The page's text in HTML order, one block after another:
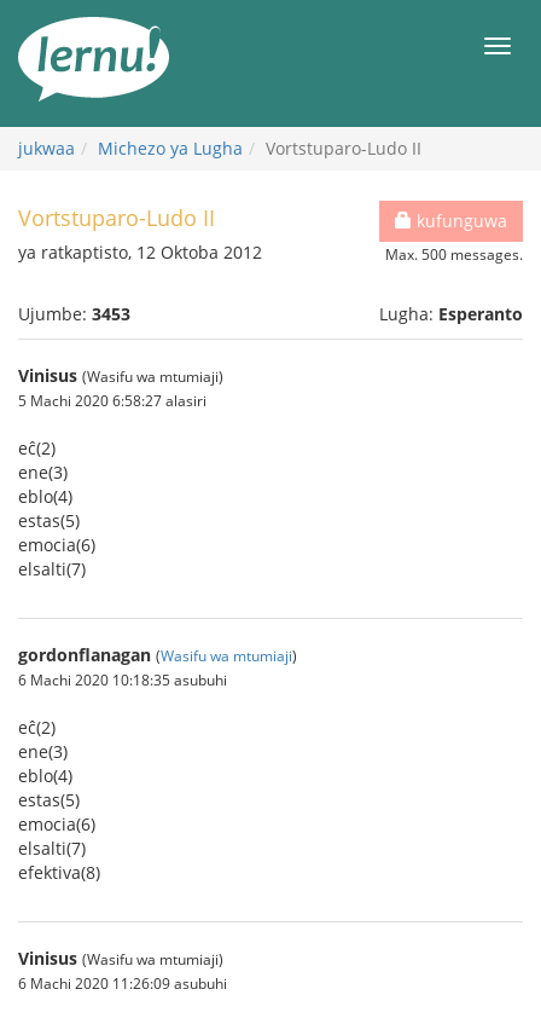
maudhui
jukwaa Michezo ya Lugha Vortstuparo-Ludo II
kufunguwa
Max. 500 messages.
Vortstuparo-Ludo II
ya ratkaptisto, 12 Oktoba 2012
Ujumbe: 3453 Lugha: Esperanto
Vinisus (Wasifu wa mtumiaji)
5 Machi 2020 6:58:27 alasiri
eĉ(2)
ene(3)
eblo(4)
estas(5)
emocia(6)
elsalti(7)
gordonflanagan (Wasifu wa mtumiaji)
6 Machi 2020 10:18:35 asubuhi
eĉ(2)
ene(3)
eblo(4)
estas(5)
emocia(6)
elsalti(7)
efektiva(8)
Vinisus (Wasifu wa mtumiaji)
6 Machi 2020 11:26:09 asubuhi